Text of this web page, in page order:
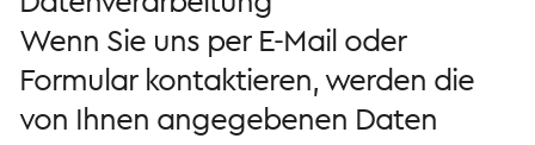
Wenn Sie uns per E-Mail oder
Formular kontaktieren, werden die
von Ihnen angegebenen Daten